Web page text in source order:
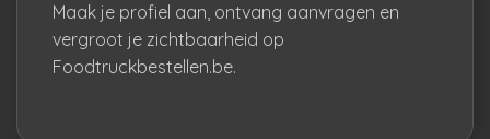
Maak je profiel aan, ontvang aanvragen en
vergroot je zichtbaarheid op
Foodtruckbestellen.be.